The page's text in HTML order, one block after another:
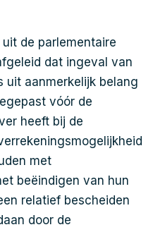
de parlementaire
dat ingeval van
uit aanmerkelijk belang
vóór de
heeft bij de
met
beëindigen van hun
relatief bescheiden
door de